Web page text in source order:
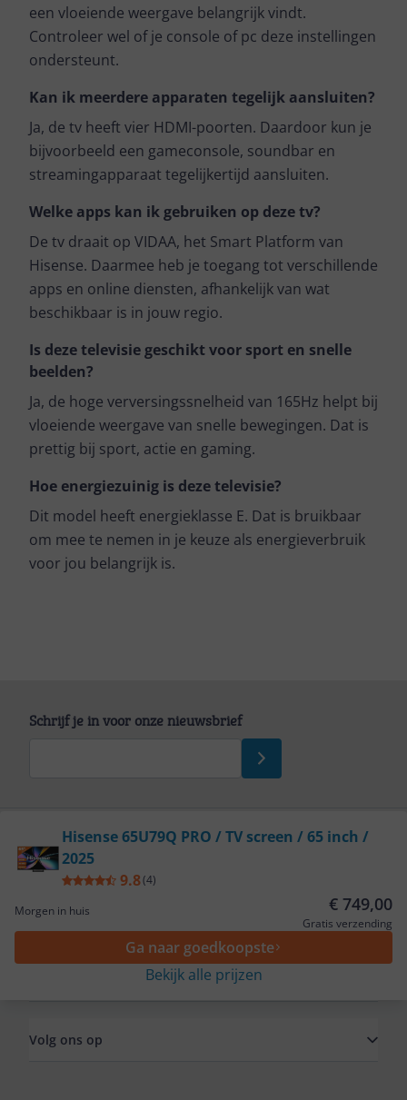
een vloeiende weergave belangrijk vindt.
Controleer wel of je console of pc deze instellingen
ondersteunt.
Kan ik meerdere apparaten tegelijk aansluiten?
Ja, de tv heeft vier HDMI-poorten. Daardoor kun je
bijvoorbeeld een gameconsole, soundbar en
streamingapparaat tegelijkertijd aansluiten.
Welke apps kan ik gebruiken op deze tv?
De tv draait op VIDAA, het Smart Platform van
Hisense. Daarmee heb je toegang tot verschillende
apps en online diensten, afhankelijk van wat
beschikbaar is in jouw regio.
Is deze televisie geschikt voor sport en snelle
beelden?
Ja, de hoge verversingssnelheid van 165Hz helpt bij
vloeiende weergave van snelle bewegingen. Dat is
prettig bij sport, actie en gaming.
Hoe energiezuinig is deze televisie?
Dit model heeft energieklasse E. Dat is bruikbaar
om mee te nemen in je keuze als energieverbruik
voor jou belangrijk is.
Hisense 65U79Q PRO / TV screen / 65 inch /
2025
9.8(4)
Morgen in huis
€ 749,00
Gratis verzending
Ga naar goedkoopste
Bekijk alle prijzen
Schrijf je in voor onze nieuwsbrief
Service
Algemeen
Volg ons op